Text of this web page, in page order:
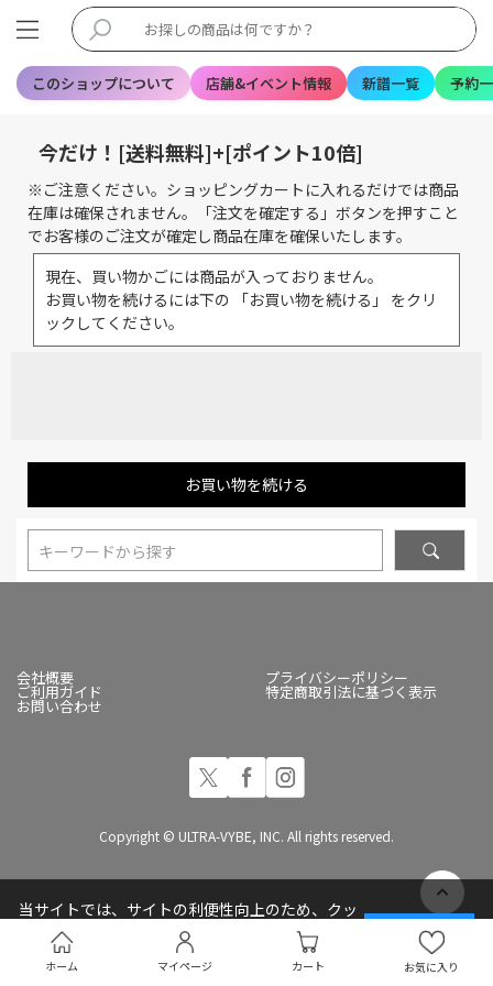
このショップについて 店舗&イベント情報 新譜一覧 予約
ホーム マイページ カート お気に入り
今だけ！[送料無料]+[ポイント10倍]
※ご注意ください。ショッピングカートに入れるだけでは商品
在庫は確保されません。「注文を確定する」ボタンを押すこと
でお客様のご注文が確定し商品在庫を確保いたします。
現在、買い物かごには商品が入っておりません。
お買い物を続けるには下の 「お買い物を続ける」 をクリ
ックしてください。
お買い物を続ける
キーワードから探す
会社概要 プライバシーポリシー
ご利用ガイド 特定商取引法に基づく表示
お問い合わせ
Copyright © ULTRA-VYBE, INC. All rights reserved.
当サイトでは、サイトの利便性向上のため、クッ
キー(Cookie)を使用しています
プライバシーポリシー
承諾する